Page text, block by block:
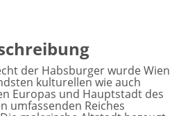
der Habsburger wurde Wien
kulturellen wie auch
Europas und Hauptstadt des
umfassenden Reiches